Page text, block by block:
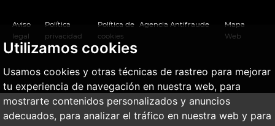
Utilizamos cookies
Usamos cookies y otras técnicas de rastreo para mejorar
tu experiencia de navegación en nuestra web, para
mostrarte contenidos personalizados y anuncios
adecuados, para analizar el tráfico en nuestra web y para
Aviso
legal
Política
privacidad
Política de
cookies
Agencia Antifraude
Mapa
Web